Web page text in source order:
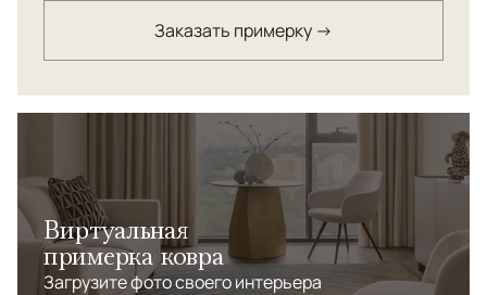
Заказать примерку →
Виртуальная
примерка ковра
Загрузите фото своего интерьера